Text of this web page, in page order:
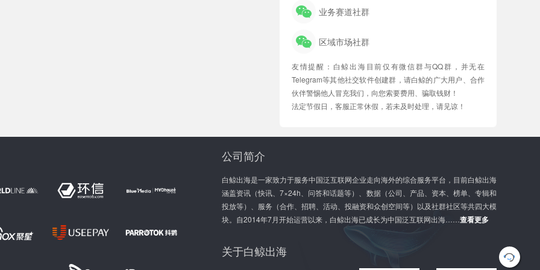
业务赛道社群
区域市场社群
友情提醒：白鲸出海目前仅有微信群与QQ群，并无在
Telegram等其他社交软件创建群，请白鲸的广大用户、合作
伙伴警惕他人冒充我们，向您索要费用、骗取钱财！
法定节假日，客服正常休假，若未及时处理，请见谅！
G
l
o
公司简介
白鲸出海是一家致力于服务中国泛互联网企业走向海外的综合服务平台，目前白鲸出海
涵盖资讯（快讯、7×24h、问答和话题等）、数据（公司、产品、资本、榜单、专辑和
投放等）、服务（合作、招聘、活动、投融资和众创空间等）以及社群社区等共四大模
块。自2014年7月开始运营以来，白鲸出海已成长为中国泛互联网出海……查看更多
关于白鲸出海